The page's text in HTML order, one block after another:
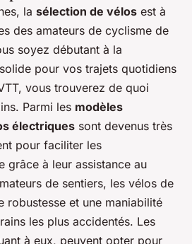
la sélection de vélos est à
des amateurs de cyclisme de
soyez débutant à la
pour vos trajets quotidiens
vous trouverez de quoi
Parmi les modèles
électriques sont devenus très
pour faciliter les
grâce à leur assistance au
de sentiers, les vélos de
robustesse et une maniabilité
les plus accidentés. Les
à eux, peuvent opter pour